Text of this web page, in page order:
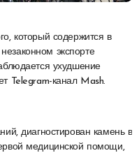
экспорте
ухудшение
Telegram-канал Mash.
диагностирован камень в
медицинской помощи,